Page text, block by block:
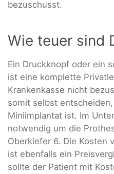
bezuschusst.
Wie teuer sind
Ein Druckknopf oder ein
ist eine komplette
Krankenkasse nicht
somit selbst
Miniimplantat ist. Im
notwendig um die
Oberkiefer 6. Die Kosten
ist ebenfalls ein
sollte der Patient mit